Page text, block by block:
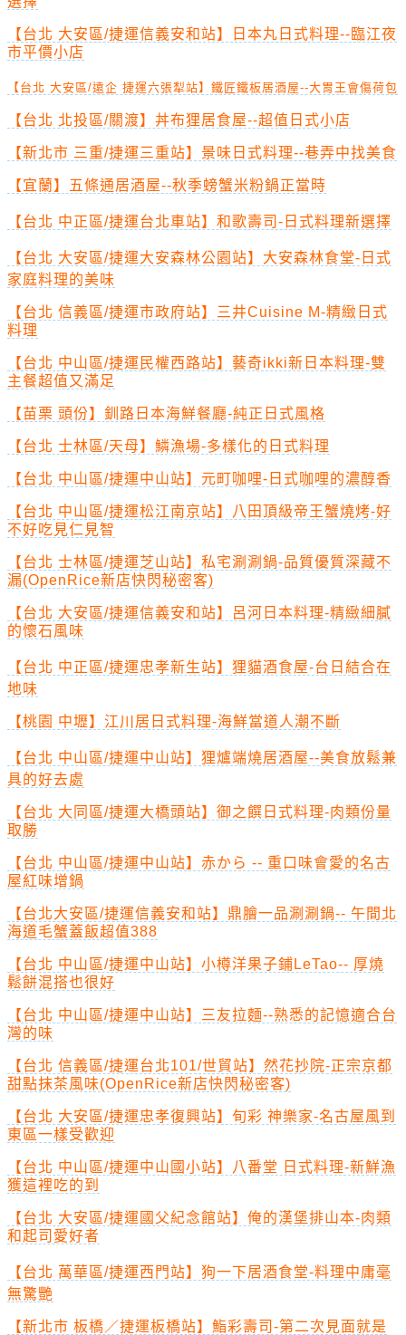
【台北 大安區/捷運信義安和站】日本丸日式料理--臨江夜
市平價小店
【台北 大安區/遠企 捷運六張犁站】鐵匠鐵板居酒屋--大胃王會傷荷包
【台北 北投區/關渡】丼布狸居食屋--超值日式小店
【新北市 三重/捷運三重站】景味日式料理--巷弄中找美食
【宜蘭】五條通居酒屋--秋季螃蟹米粉鍋正當時
【台北 中正區/捷運台北車站】和歌壽司-日式料理新選擇
【台北 大安區/捷運大安森林公園站】大安森林食堂-日式
家庭料理的美味
【台北 信義區/捷運市政府站】三井Cuisine M-精緻日式
料理
【台北 中山區/捷運民權西路站】藝奇ikki新日本料理-雙
主餐超值又滿足
【苗栗 頭份】釧路日本海鮮餐廳-純正日式風格
【台北 士林區/天母】鱗漁場-多樣化的日式料理
【台北 中山區/捷運中山站】元町咖哩-日式咖哩的濃醇香
【台北 中山區/捷運松江南京站】八田頂級帝王蟹燒烤-好
不好吃見仁見智
【台北 士林區/捷運芝山站】私宅涮涮鍋-品質優質深藏不
漏(OpenRice新店快閃秘密客)
【台北 大安區/捷運信義安和站】呂河日本料理-精緻細膩
的懷石風味
【台北 中正區/捷運忠孝新生站】狸貓酒食屋-台日結合在
地味
【桃園 中壢】江川居日式料理-海鮮當道人潮不斷
【台北 中山區/捷運中山站】狸爐端燒居酒屋--美食放鬆兼
具的好去處
【台北 大同區/捷運大橋頭站】御之饌日式料理-肉類份量
取勝
【台北 中山區/捷運中山站】赤から -- 重口味會愛的名古
屋紅味增鍋
【台北大安區/捷運信義安和站】鼎膾一品涮涮鍋-- 午間北
海道毛蟹蓋飯超值388
【台北 中山區/捷運中山站】小樽洋果子鋪LeTao-- 厚燒
鬆餅混搭也很好
【台北 中山區/捷運中山站】三友拉麵--熟悉的記憶適合台
灣的味
【台北 信義區/捷運台北101/世貿站】然花抄院-正宗京都
甜點抹茶風味(OpenRice新店快閃秘密客)
【台北 大安區/捷運忠孝復興站】旬彩 神樂家-名古屋風到
東區一樣受歡迎
【台北 中山區/捷運中山國小站】八番堂 日式料理-新鮮漁
獲這裡吃的到
【台北 大安區/捷運國父紀念館站】俺的漢堡排山本-肉類
和起司愛好者
【台北 萬華區/捷運西門站】狗一下居酒食堂-料理中庸毫
無驚艷
【新北市 板橋／捷運板橋站】鮨彩壽司-第二次見面就是